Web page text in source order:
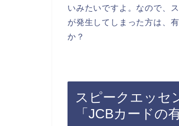
いみたいですよ。なので、
が発生してしまった方は、
か？
スピークエッセ
「JCBカードの